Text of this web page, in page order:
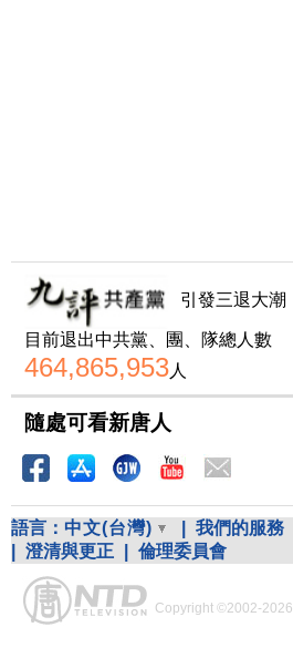
引發三退大潮
目前退出中共黨、團、隊總人數
464,865,953人
隨處可看新唐人
語言： 中文(台灣) 我們的服務
澄清與更正 倫理委員會
Copyright ©2002-2026